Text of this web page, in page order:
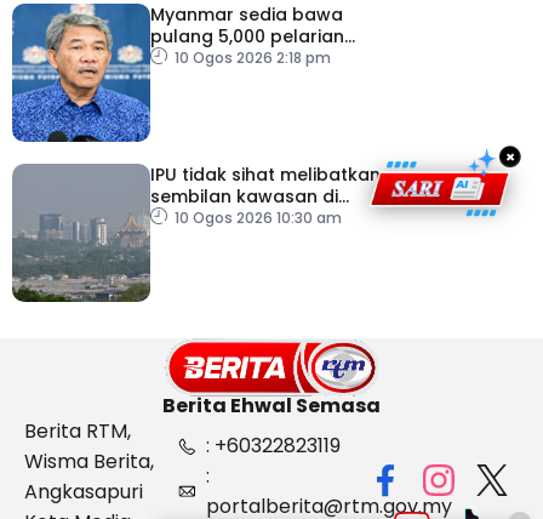
Myanmar sedia bawa
pulang 5,000 pelarian
guna kapal
10 Ogos 2026 2:18 pm
IPU tidak sihat melibatkan
sembilan kawasan di
Sarawak
10 Ogos 2026 10:30 am
×
Berita Ehwal Semasa
Berita RTM,
Wisma Berita,
Angkasapuri
: +60322823119
:
portalberita@rtm.gov.my